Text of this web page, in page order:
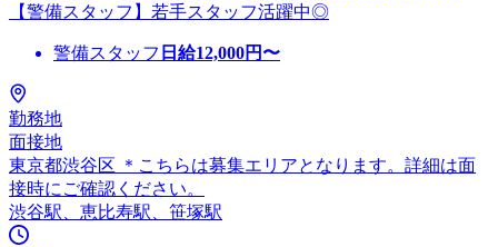
【警備スタッフ】若手スタッフ活躍中◎
警備スタッフ 日給12,000円〜
勤務地
面接地
東京都渋谷区 ＊こちらは募集エリアとなります。詳細は面
接時にご確認ください。
渋谷駅、恵比寿駅、笹塚駅